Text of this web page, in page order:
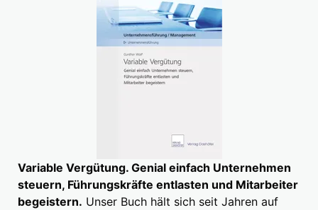
Variable Vergütung. Genial einfach Unternehmen
steuern, Führungskräfte entlasten und Mitarbeiter
begeistern. Unser Buch hält sich seit Jahren auf